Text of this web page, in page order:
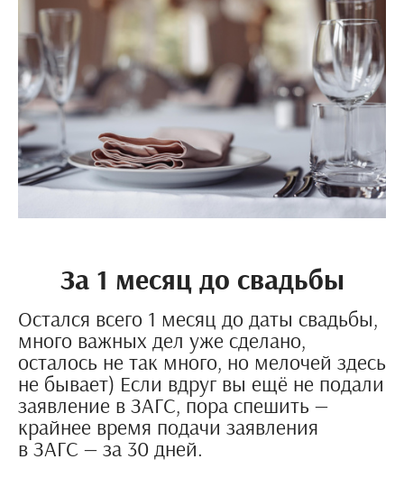
За 1 месяц до свадьбы
Остался всего 1 месяц до даты свадьбы,
много важных дел уже сделано,
осталось не так много, но мелочей здесь
не бывает) Если вдруг вы ещё не подали
заявление в ЗАГС, пора спешить —
крайнее время подачи заявления
в ЗАГС — за 30 дней.